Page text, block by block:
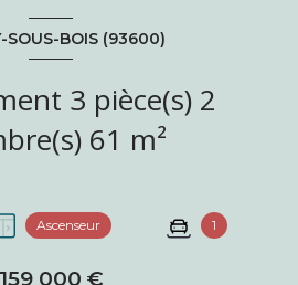
SOUS-BOIS (93600)
2
chambre(s) 61 m²
Ascenseur 1
159 000 €